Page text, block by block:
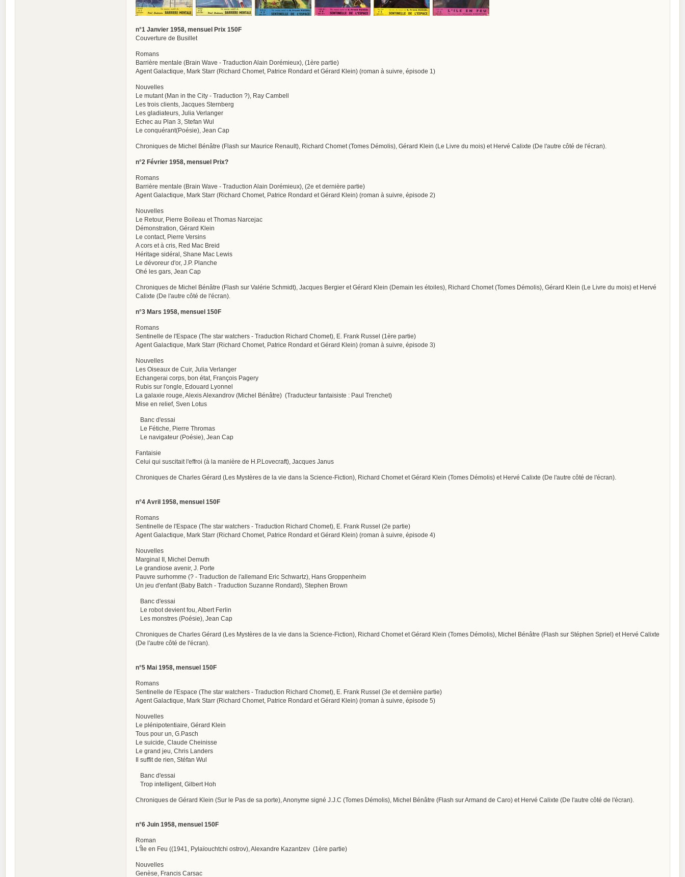
n°1 Janvier 1958, mensuel Prix 150F
Couverture de Busillet
Romans
Barrière mentale (Brain Wave - Traduction Alain Dorémieux), (1ère partie)
Agent Galactique, Mark Starr (Richard Chomet, Patrice Rondard et Gérard Klein) (roman à suivre, épisode 1)
Nouvelles
Le mutant (Man in the City - Traduction ?), Ray Cambell
Les trois clients, Jacques Sternberg
Les gladiateurs, Julia Verlanger
Echec au Plan 3, Stefan Wul
Le conquérant(Poésie), Jean Cap
Chroniques de Michel Bénâtre (Flash sur Maurice Renault), Richard Chomet (Tomes Démolis), Gérard Klein (Le Livre du mois) et Hervé Calixte (De l'autre côté de l'écran).
n°2 Février 1958, mensuel Prix?
Romans
Barrière mentale (Brain Wave - Traduction Alain Dorémieux), (2e et dernière partie)
Agent Galactique, Mark Starr (Richard Chomet, Patrice Rondard et Gérard Klein) (roman à suivre, épisode 2)
Nouvelles
Le Retour, Pierre Boileau et Thomas Narcejac
Démonstration, Gérard Klein
Le contact, Pierre Versins
A cors et à cris, Red Mac Breid
Héritage sidéral, Shane Mac Lewis
Le dévoreur d'or, J.P. Planche
Ohé les gars, Jean Cap
Chroniques de Michel Bénâtre (Flash sur Valérie Schmidt), Jacques Bergier et Gérard Klein (Demain les étoiles), Richard Chomet (Tomes Démolis), Gérard Klein (Le Livre du mois) et Hervé
Calixte (De l'autre côté de l'écran).
n°3 Mars 1958, mensuel 150F
Romans
Sentinelle de l'Espace (The star watchers - Traduction Richard Chomet), E. Frank Russel (1ère partie)
Agent Galactique, Mark Starr (Richard Chomet, Patrice Rondard et Gérard Klein) (roman à suivre, épisode 3)
Nouvelles
Les Oiseaux de Cuir, Julia Verlanger
Echangerai corps, bon état, François Pagery
Rubis sur l'ongle, Edouard Lyonnel
La galaxie rouge, Alexis Alexandrov (Michel Bénâtre) (Traducteur fantaisiste : Paul Trenchet)
Mise en relief, Sven Lotus
Banc d'essai
Le Fétiche, Pierre Thromas
Le navigateur (Poésie), Jean Cap
Fantaisie
Celui qui suscitait l'effroi (à la manière de H.P.Lovecraft), Jacques Janus
Chroniques de Charles Gérard (Les Mystères de la vie dans la Science-Fiction), Richard Chomet et Gérard Klein (Tomes Démolis) et Hervé Calixte (De l'autre côté de l'écran).
n°4 Avril 1958, mensuel 150F
Romans
Sentinelle de l'Espace (The star watchers - Traduction Richard Chomet), E. Frank Russel (2e partie)
Agent Galactique, Mark Starr (Richard Chomet, Patrice Rondard et Gérard Klein) (roman à suivre, épisode 4)
Nouvelles
Marginal II, Michel Demuth
Le grandiose avenir, J. Porte
Pauvre surhomme (? - Traduction de l'allemand Eric Schwartz), Hans Groppenheim
Un jeu d'enfant (Baby Batch - Traduction Suzanne Rondard), Stephen Brown
Banc d'essai
Le robot devient fou, Albert Ferlin
Les monstres (Poésie), Jean Cap
Chroniques de Charles Gérard (Les Mystères de la vie dans la Science-Fiction), Richard Chomet et Gérard Klein (Tomes Démolis), Michel Bénâtre (Flash sur Stéphen Spriel) et Hervé Calixte
(De l'autre côté de l'écran).
n°5 Mai 1958, mensuel 150F
Romans
Sentinelle de l'Espace (The star watchers - Traduction Richard Chomet), E. Frank Russel (3e et dernière partie)
Agent Galactique, Mark Starr (Richard Chomet, Patrice Rondard et Gérard Klein) (roman à suivre, épisode 5)
Nouvelles
Le plénipotentiaire, Gérard Klein
Tous pour un, G.Pasch
Le suicide, Claude Cheinisse
Le grand jeu, Chris Landers
Il suffit de rien, Stéfan Wul
Banc d'essai
Trop intelligent, Gilbert Hoh
Chroniques de Gérard Klein (Sur le Pas de sa porte), Anonyme signé J.J.C (Tomes Démolis), Michel Bénâtre (Flash sur Armand de Caro) et Hervé Calixte (De l'autre côté de l'écran).
n°6 Juin 1958, mensuel 150F
Roman
L'Île en Feu ((1941, Pylaïouchtchi ostrov), Alexandre Kazantzev (1ère partie)
Nouvelles
Genèse, Francis Carsac